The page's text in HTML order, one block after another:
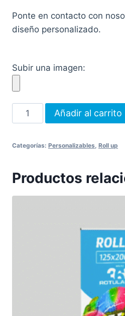
Ponte en contacto con
diseño personalizado.
Subir una imagen:
Roll-
up
cantidad
Añadir al carrito
Categorías: Personalizables Roll up
Productos